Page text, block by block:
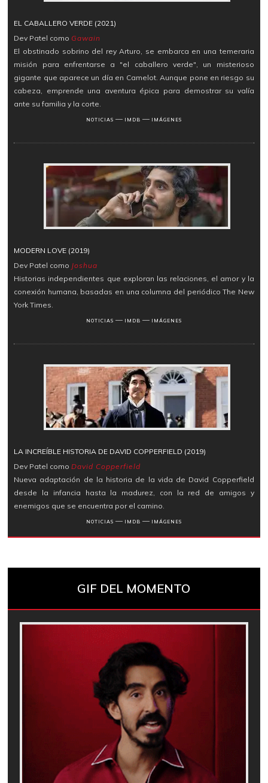
EL CABALLERO VERDE (2021)
Dev Patel como Gawain
El obstinado sobrino del rey Arturo, se embarca en una temeraria
misión para enfrentarse a "el caballero verde", un misterioso
gigante que aparece un día en Camelot. Aunque pone en riesgo su
cabeza, emprende una aventura épica para demostrar su valía
ante su familia y la corte.
NOTICIAS ― IMDB ― IMÁGENES
MODERN LOVE (2019)
Dev Patel como Joshua
Historias independientes que exploran las relaciones, el amor y la
conexión humana, basadas en una columna del periódico The New
York Times.
NOTICIAS ― IMDB ― IMÁGENES
LA INCREÍBLE HISTORIA DE DAVID COPPERFIELD (2019)
Dev Patel comoDavid Copperfield
Nueva adaptación de la historia de la vida de David Copperfield
desde la infancia hasta la madurez, con la red de amigos y
enemigos que se encuentra por el camino.
NOTICIAS ― IMDB ― IMÁGENES
GIF DEL MOMENTO